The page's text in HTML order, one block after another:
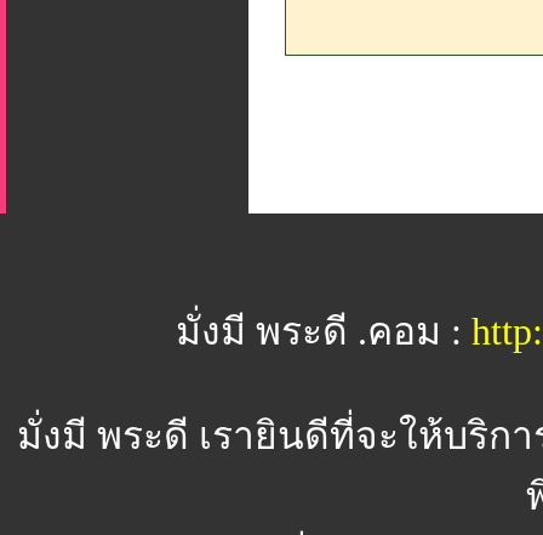
มั่งมี พระดี .คอม :
มั่งมี พระดี เรายินดีที่จะให้บริก